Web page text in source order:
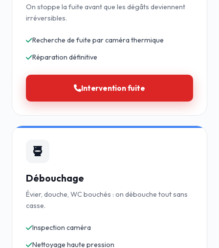
On stoppe la fuite avant que les dégâts deviennent
irréversibles.
Recherche de fuite par caméra thermique
Réparation définitive
Intervention fuite
Débouchage
Évier, douche, WC bouchés : on débouche tout sans
casse.
Inspection caméra
Nettoyage haute pression